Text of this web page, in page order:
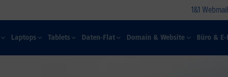
1&1
Laptops Tablets Daten-Flat Domain & Website Büro &